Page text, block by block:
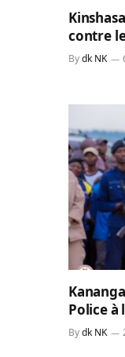
contre
Bydk NK
Police à
Bydk NK